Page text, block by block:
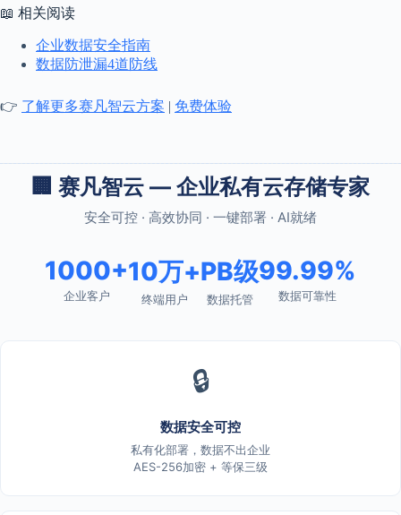
📖 相关阅读
企业数据安全指南
数据防泄漏4道防线
👉 了解更多赛凡智云方案 | 免费体验
🏢 赛凡智云 — 企业私有云存储专家
安全可控 · 高效协同 · 一键部署 · AI就绪
1000+
企业客户
10万+
终端用户
PB级
数据托管
99.99%
数据可靠性
🔒
数据安全可控
私有化部署，数据不出企业
AES-256加密 + 等保三级